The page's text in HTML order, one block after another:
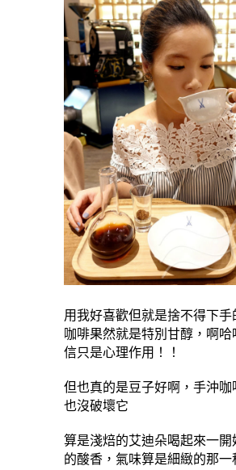
用我好喜歡但就是捨不得下手
咖啡果然就是特別甘醇，啊哈
信只是心理作用！！
但也真的是豆子好啊，手沖咖
也沒破壞它
算是淺焙的艾迪朵喝起來一開
的酸香，氣味算是細緻的那一